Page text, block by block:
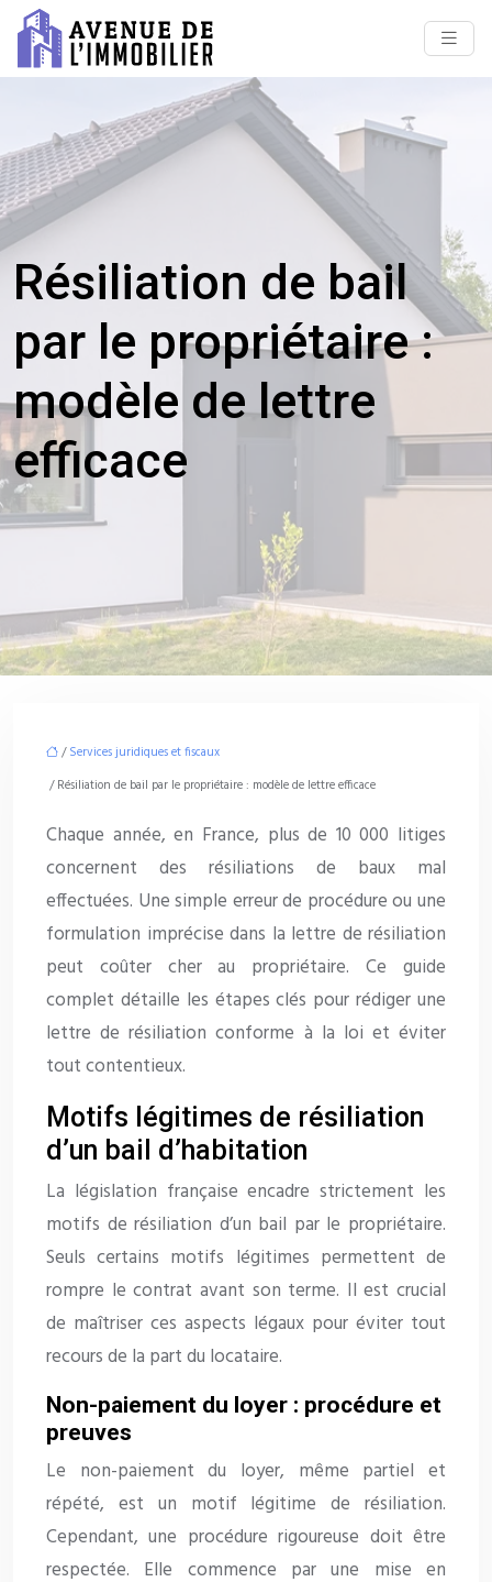
Résiliation de bail
par le propriétaire :
modèle de lettre
efficace
/Services juridiques et fiscaux
/ Résiliation de bail par le propriétaire : modèle de lettre efficace
Chaque année, en France, plus de 10 000 litiges
concernent des résiliations de baux mal
effectuées. Une simple erreur de procédure ou une
formulation imprécise dans la lettre de résiliation
peut coûter cher au propriétaire. Ce guide
complet détaille les étapes clés pour rédiger une
lettre de résiliation conforme à la loi et éviter
tout contentieux.
Motifs légitimes de résiliation
d’un bail d’habitation
La législation française encadre strictement les
motifs de résiliation d’un bail par le propriétaire.
Seuls certains motifs légitimes permettent de
rompre le contrat avant son terme. Il est crucial
de maîtriser ces aspects légaux pour éviter tout
recours de la part du locataire.
Non-paiement du loyer : procédure et
preuves
Le non-paiement du loyer, même partiel et
répété, est un motif légitime de résiliation.
Cependant, une procédure rigoureuse doit être
respectée. Elle commence par une mise en